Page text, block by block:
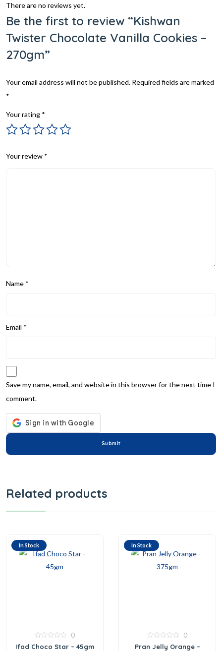
There are no reviews yet.
Be the first to review “Kishwan
Twister Chocolate Vanilla Cookies –
270gm”
Your email address will not be published. Required fields are marked
*
Your rating *
Your review *
Name *
Email *
Save my name, email, and website in this browser for the next time I
comment.
Related products
In Stock
0
out
0
Ifad Choco Star – 45gm
In Stock
out
0
Pran Jelly Orange –